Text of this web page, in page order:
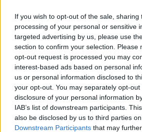
If you wish to opt-out of the sale, sharing
processing of your personal or sensitive
targeted advertising by us, please use
section to confirm your selection. Please
opt-out request is processed you may
interest-based ads based on personal
us or personal information disclosed to
your opt-out. You may separately opt-
disclosure of your personal information
IAB’s list of downstream participants.
also be disclosed by us to third parties
Downstream Participants that may
cui hanno saputo interpretare il messaggio
Il riconoscimento è stato rivolto anche alla
D’Imporzano, referente del progetto
per l’Organizzazione Toscana Trapianti
Nicoletta Cioli, referente della UOS
Salute – Zona Valli Etrusche dell’Azienda
per il costante supporto offerto all’iniziativa
promuovere la diffusione della cultura della
donazione sul territorio.